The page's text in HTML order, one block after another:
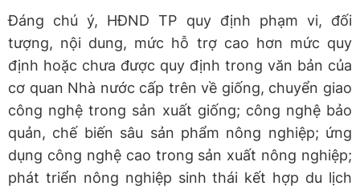
Đáng chú ý, HĐND TP quy định phạm vi, đối
tượng, nội dung, mức hỗ trợ cao hơn mức quy
định hoặc chưa được quy định trong văn bản của
cơ quan Nhà nước cấp trên về giống, chuyển giao
công nghệ trong sản xuất giống; công nghệ bảo
quản, chế biến sâu sản phẩm nông nghiệp; ứng
dụng công nghệ cao trong sản xuất nông nghiệp;
phát triển nông nghiệp sinh thái kết hợp du lịch